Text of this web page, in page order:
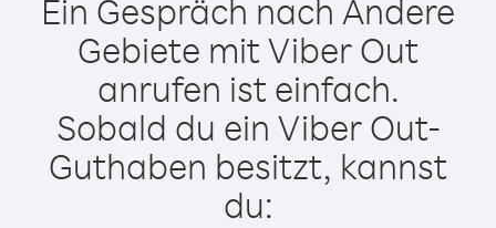
Ein Gespräch nach Andere
Gebiete mit Viber Out
anrufen ist einfach.
Sobald du ein Viber Out-
Guthaben besitzt, kannst
du: